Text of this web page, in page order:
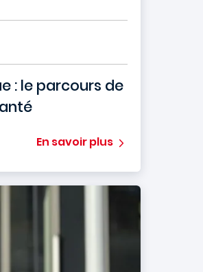
: le parcours de
En savoir plus